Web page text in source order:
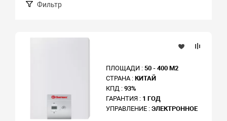
Заказать звонок
Фильтр
ПЛОЩАДИ :50 - 400 М2
СТРАНА :КИТАЙ
КПД :93%
ГАРАНТИЯ : 1 ГОД
УПРАВЛЕНИЕ :ЭЛЕКТРОННОЕ